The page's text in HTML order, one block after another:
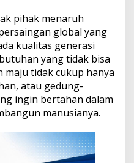
pihak menaruh
global yang
kualitas generasi
yang tidak bisa
maju tidak cukup hanya
atau gedung-
ingin bertahan dalam
manusianya.